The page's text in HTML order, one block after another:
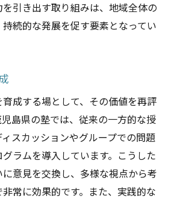
引き出す取り組みは、地域全体の
続的な発展を促す要素となってい
成する場として、その価値を再評
島県の塾では、従来の一方的な授
スカッションやグループでの問題
ラムを導入しています。こうした
意見を交換し、多様な視点から考
常に効果的です。また、実践的な